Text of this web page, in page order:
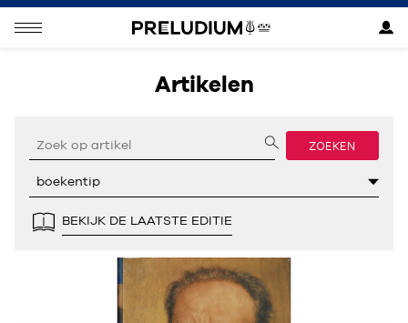
Artikelen
ZOEKEN
BEKIJK DE LAATSTE EDITIE